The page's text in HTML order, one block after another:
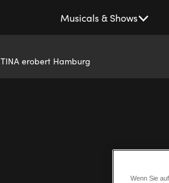
navigation
Musicals & Shows
TINA erobert Hamburg
Wenn Sie